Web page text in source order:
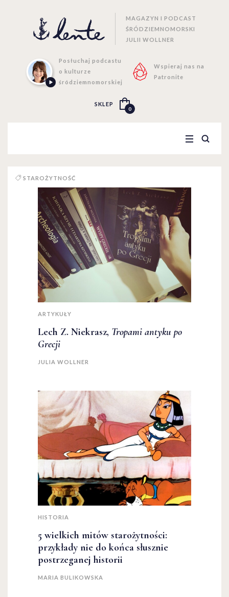
MAGAZYN I PODCAST
ŚRÓDZIEMNOMORSKI
JULII WOLLNER
Posłuchaj podcastu
o kulturze
śródziemnomorskiej
Wspieraj nas na
Patronite
SKLEP
0
STAROŻYTNOŚĆ
ARTYKUŁY
Lech Z. Niekrasz, Tropami antyku po
Grecji
JULIA WOLLNER
HISTORIA
5 wielkich mitów starożytności:
przykłady nie do końca słusznie
postrzeganej historii
MARIA BULIKOWSKA